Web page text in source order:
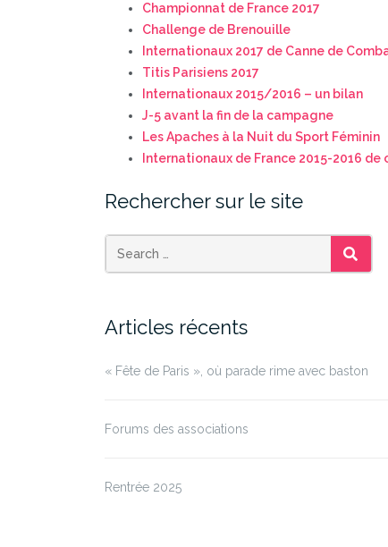
Championnat de France 2017
Challenge de Brenouille
Internationaux 2017 de Canne de
Titis Parisiens 2017
Internationaux 2015/2016 – un bilan
J-5 avant la fin de la campagne
Les Apaches à la Nuit du Sport Féminin
Internationaux de France 2015-2016 de
Rechercher sur le site
Articles récents
« Fête de Paris », où parade rime avec baston
Forums des associations
Rentrée 2025